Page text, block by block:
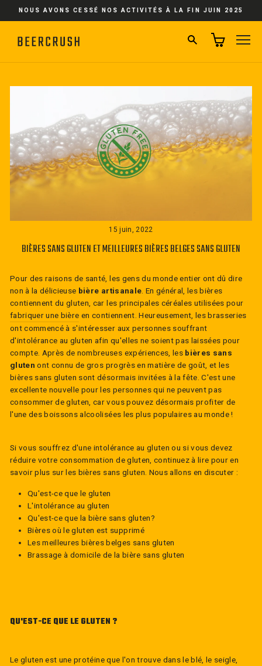
PasserNOUS AVONS CESSÉ NOS ACTIVITÉS À LA FIN JUIN 2025
RECHERCHER
15 juin, 2022
BIÈRES SANS GLUTEN ET MEILLEURES BIÈRES BELGES SANS GLUTEN
Pour des raisons de santé, les gens du monde entier ont dû dire
non à la délicieuse bière artisanale . En général, les bières
contiennent du gluten, car les principales céréales utilisées pour
fabriquer une bière en contiennent. Heureusement, les brasseries
ont commencé à s'intéresser aux personnes souffrant
d'intolérance au gluten afin qu'elles ne soient pas laissées pour
compte. Après de nombreuses expériences, les bières sans
gluten ont connu de gros progrès en matière de goût, et les
bières sans gluten sont désormais invitées à la fête. C'est une
excellente nouvelle pour les personnes qui ne peuvent pas
consommer de gluten, car vous pouvez désormais profiter de
l'une des boissons alcoolisées les plus populaires au monde !
Si vous souffrez d'une intolérance au gluten ou si vous devez
réduire votre consommation de gluten, continuez à lire pour en
savoir plus sur les bières sans gluten. Nous allons en discuter :
Qu'est-ce que le gluten
L'intolérance au gluten
Qu'est-ce que la bière sans gluten?
Bières où le gluten est supprimé
Les meilleures bières belges sans gluten
Brassage à domicile de la bière sans gluten
QU'EST-CE QUE LE GLUTEN ?
Le gluten est une protéine que l'on trouve dans le blé, le seigle,